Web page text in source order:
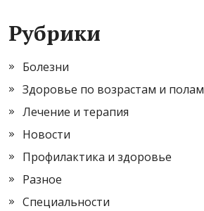
Рубрики
Болезни
Здоровье по возрастам и полам
Лечение и терапия
Новости
Профилактика и здоровье
Разное
Специальности